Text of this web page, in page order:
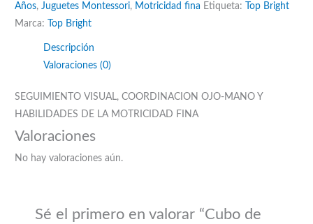
en
1
cantidad
Años, Juguetes Montessori, Motricidad fina Etiqueta:
Top Bright
Marca:
Top Bright
Descripción
Valoraciones (0)
SEGUIMIENTO VISUAL, COORDINACION OJO-MANO Y
HABILIDADES DE LA MOTRICIDAD FINA
Valoraciones
No hay valoraciones aún.
Sé el primero en valorar “Cubo de